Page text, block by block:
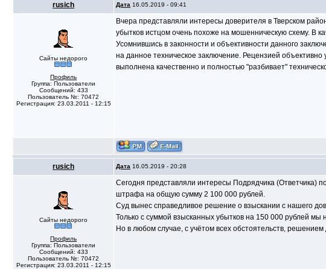
rusich Дата 16.05.2019 - 09:41
Сайты недорого
Профиль
Группа: Пользователи
Сообщений: 433
Пользователь №: 70472
Регистрация: 23.03.2011 - 12:15
Вчера представляли интересы доверителя в Тверском
убытков истцом очень похоже на мошенническую схему. В
Усомнившись в законности и объективности данного
на данное техническое заключение. Рецензией
выполнена качественно и полностью "разбивает"
rusich Дата 16.05.2019 - 20:28
Сайты недорого
Профиль
Группа: Пользователи
Сообщений: 433
Пользователь №: 70472
Регистрация: 23.03.2011 - 12:15
Сегодня представляли интересы Подрядчика (Ответчика)
штрафа на общую сумму 2 100 000 рублей.
Суд вынес справедливое решение о взыскании с нашего
Только с суммой взысканных убытков на 150 000 рублей мы
Но в любом случае, с учётом всех обстоятельств,